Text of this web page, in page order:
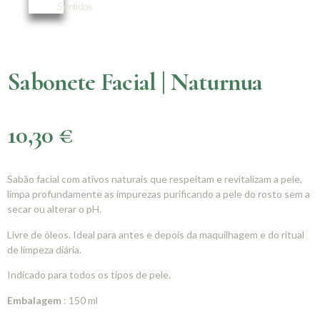
Sentidos
Sabonete Facial | Naturnua
10,30 €
Sabão facial com ativos naturais que respeitam e revitalizam a pele,
limpa profundamente as impurezas purificando a pele do rosto sem a
secar ou alterar o pH.
Livre de óleos. Ideal para antes e depois da maquilhagem e do ritual
de limpeza diária.
Indicado para todos os tipos de pele.
Embalagem : 150 ml